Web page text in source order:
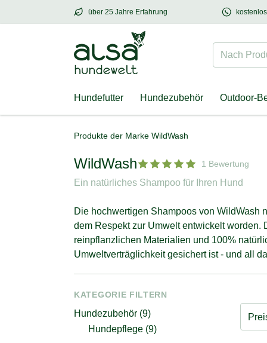
über 25 Jahre Erfahrung
über25 Jahre Erfahrung – mit Herz für
Nach
Hundefutter Hundezubehör Outdoor-
Produkte der Marke WildWash
WildWash 1 Bewertung
Ein natürliches Shampoo für Ihren Hund
Die hochwertigen Shampoos von WildWash
dem Respekt zur Umwelt entwickelt worden.
reinpflanzlichen Materialien und 100%
Umweltverträglichkeit gesichert ist - und all
KATEGORIE FILTERN
Hundezubehör (9)
Hundepflege (9)